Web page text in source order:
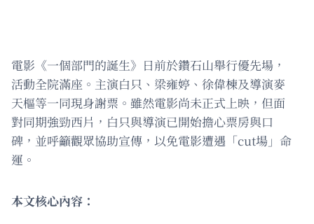
電影《一個部門的誕生》日前於鑽石山舉行優先場，
活動全院滿座。主演白只、梁雍婷、徐偉棟及導演麥
天樞等一同現身謝票。雖然電影尚未正式上映，但面
對同期強勁西片，白只與導演已開始擔心票房與口
碑，並呼籲觀眾協助宣傳，以免電影遭遇「cut場」命
運。
本文核心內容：